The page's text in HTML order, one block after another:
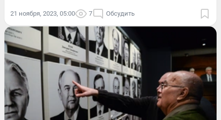
21 ноября, 2023, 05:00 7 Обсудить